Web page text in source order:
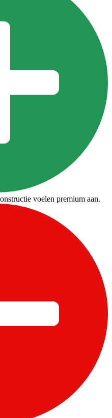
voelen premium aan.